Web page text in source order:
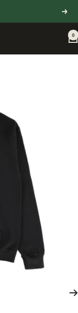
次
へ
0